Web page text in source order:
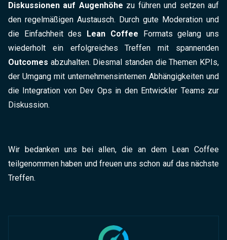
Diskussionen auf Augenhöhe zu führen und setzen auf
den regelmäßigen Austausch. Durch gute Moderation und
die Einfachheit des Lean Coffee Formats gelang uns
wiederholt ein erfolgreiches Treffen mit spannenden
Outcomes abzuhalten. Diesmal standen die Themen KPIs,
der Umgang mit unternehmensinternen Abhängigkeiten und
die Integration von Dev Ops in den Entwickler Teams zur
Diskussion.
Wir bedanken uns bei allen, die an dem Lean Coffee
teilgenommen haben und freuen uns schon auf das nächste
Treffen.